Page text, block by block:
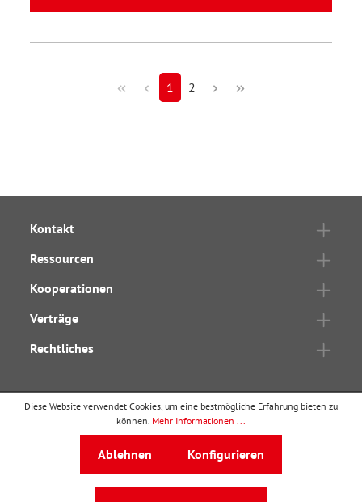
1 2
Kontakt
Ressourcen
Kooperationen
Verträge
Rechtliches
Auf dem Esch 4 · 33619 Bielefeld · Telefon0521
Diese Website verwendet Cookies, um eine bestmögliche Erfahrung bieten zu
können. Mehr Informationen ...
Ablehnen Konfigurieren